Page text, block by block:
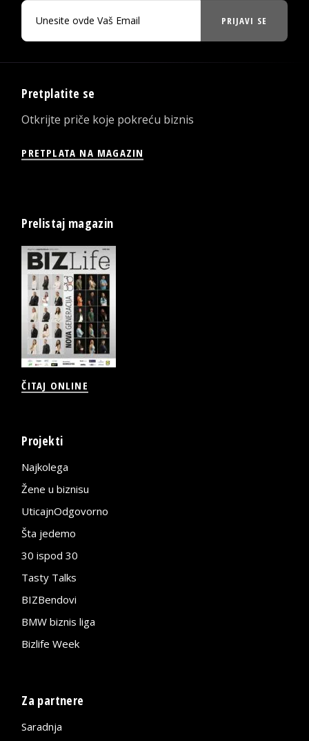
PRIJAVI SE
Pretplatite se
Otkrijte priče koje pokreću biznis
PRETPLATA NA MAGAZIN
Prelistaj magazin
ČITAJ ONLINE
Projekti
Najkolega
Žene u biznisu
UticajnOdgovorno
Šta jedemo
30 ispod 30
Tasty Talks
BIZBendovi
BMW biznis liga
Bizlife Week
Za partnere
Saradnja